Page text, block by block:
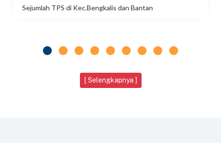
Sejumlah TPS di Kec.Bengkalis dan Bantan
[ Selengkapnya ]